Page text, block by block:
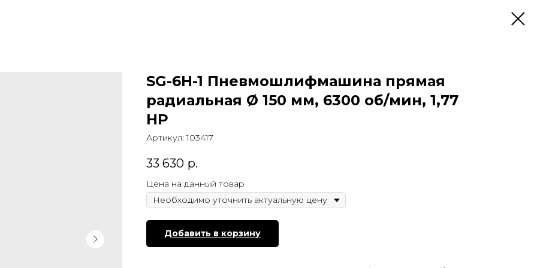
SG-6H-1 Пневмошлифмашина прямая
радиальная Ø 150 мм, 6300 об/мин, 1,77
HP
Артикул:103417
33 630 р.
Цена на данный товар
Добавить в корзину